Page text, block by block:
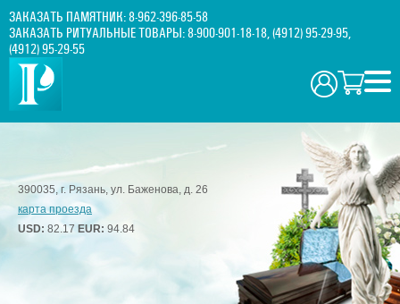
ЗАКАЗАТЬ ПАМЯТНИК:8-962-396-85-58
ЗАКАЗАТЬ РИТУАЛЬНЫЕ ТОВАРЫ:8-900-901-18-18,(4912) 95-29-95,
(4912) 95-29-55
390035, г. Рязань, ул. Баженова, д. 26
карта проезда
USD: 82.17 EUR: 94.84